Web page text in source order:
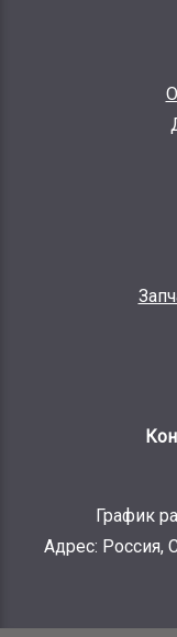
График
Адрес: Россия,